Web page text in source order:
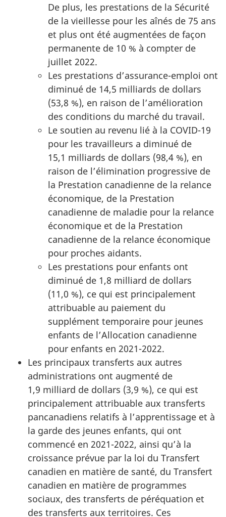
De plus, les prestations de la Sécurité
de la vieillesse pour les aînés de 75 ans
et plus ont été augmentées de façon
permanente de 10 % à compter de
juillet 2022.
Les prestations d’assurance-emploi ont
diminué de 14,5 milliards de dollars
(53,8 %), en raison de l’amélioration
des conditions du marché du travail.
Le soutien au revenu lié à la COVID-19
pour les travailleurs a diminué de
15,1 milliards de dollars (98,4 %), en
raison de l’élimination progressive de
la Prestation canadienne de la relance
économique, de la Prestation
canadienne de maladie pour la relance
économique et de la Prestation
canadienne de la relance économique
pour proches aidants.
Les prestations pour enfants ont
diminué de 1,8 milliard de dollars
(11,0 %), ce qui est principalement
attribuable au paiement du
supplément temporaire pour jeunes
enfants de l’Allocation canadienne
pour enfants en 2021-2022.
Les principaux transferts aux autres
administrations ont augmenté de
1,9 milliard de dollars (3,9 %), ce qui est
principalement attribuable aux transferts
pancanadiens relatifs à l’apprentissage et à
la garde des jeunes enfants, qui ont
commencé en 2021-2022, ainsi qu’à la
croissance prévue par la loi du Transfert
canadien en matière de santé, du Transfert
canadien en matière de programmes
sociaux, des transferts de péréquation et
des transferts aux territoires. Ces